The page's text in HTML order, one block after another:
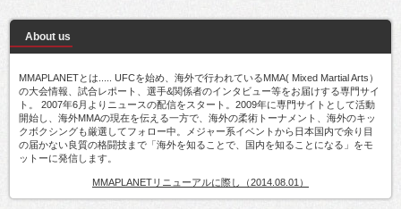
About us
MMAPLANETとは..... UFCを始め、海外で行われているMMA( Mixed Martial Arts）
の大会情報、試合レポート、選手&関係者のインタビュー等をお届けする専門サイ
ト。 2007年6月よりニュースの配信をスタート。2009年に専門サイトとして活動
開始し、海外MMAの現在を伝える一方で、海外の柔術トーナメント、海外のキッ
クボクシングも厳選してフォロー中。メジャー系イベントから日本国内で余り目
の届かない良質の格闘技まで「海外を知ることで、国内を知ることになる」をモ
ットーに発信します。
MMAPLANETリニューアルに際し（2014.08.01）